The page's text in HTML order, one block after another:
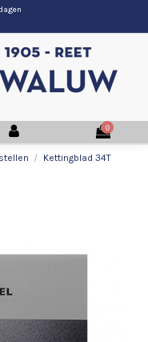
0
Kettingblad 34T